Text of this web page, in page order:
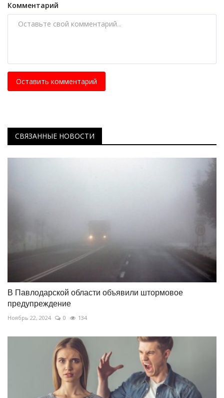
Комментарий
Оставить комментарий
СВЯЗАННЫЕ НОВОСТИ
В Павлодарской области объявили штормовое
предупреждение
Ноябрь 22, 2024 0 134